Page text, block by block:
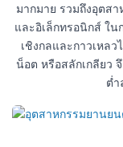
มากมาย รวมถึงอุตส
และอิเล็กทรอนิกส์ ใ
เชิงกลและกาวเหลว
น็อต หรือสลักเกลียว
ต่ำ